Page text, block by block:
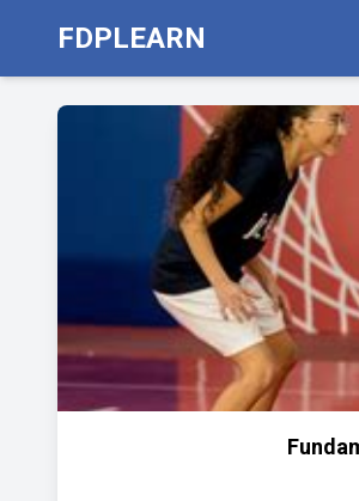
FDPLEARN